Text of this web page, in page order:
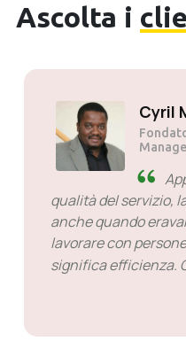
Ascolta i
Solly
passo
conoscenza dei
alcuni casi in cui ho
risposta, ma non è